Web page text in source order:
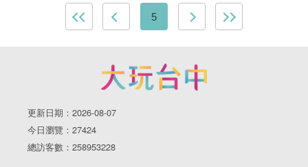
5
更新日期：2026-08-07
今日瀏覽：27424
總訪客數：258953228